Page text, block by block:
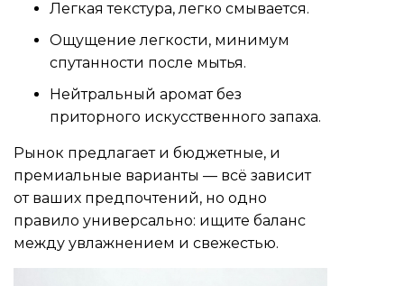
Легкая текстура, легко смывается.
Ощущение легкости, минимум
спутанности после мытья.
Нейтральный аромат без
приторного искусственного запаха.
Рынок предлагает и бюджетные, и
премиальные варианты — всё зависит
от ваших предпочтений, но одно
правило универсально: ищите баланс
между увлажнением и свежестью.